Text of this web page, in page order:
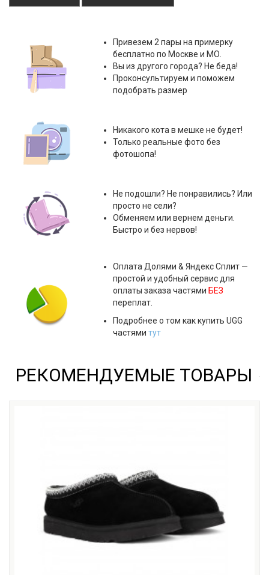
Привезем 2 пары на примерку
бесплатно по Москве и МО.
Вы из другого города? Не беда!
Проконсультируем и поможем
подобрать размер
Никакого кота в мешке не будет!
Только реальные фото без
фотошопа!
Не подошли? Не понравились? Или
просто не сели?
Обменяем или вернем деньги.
Быстро и без нервов!
ОплатаДолями & Яндекс Сплит —
простой и удобный сервис для
оплаты заказа частями БЕЗ
переплат.
Подробнее о том как купить UGG
частями тут
РЕКОМЕНДУЕМЫЕ ТОВАРЫ